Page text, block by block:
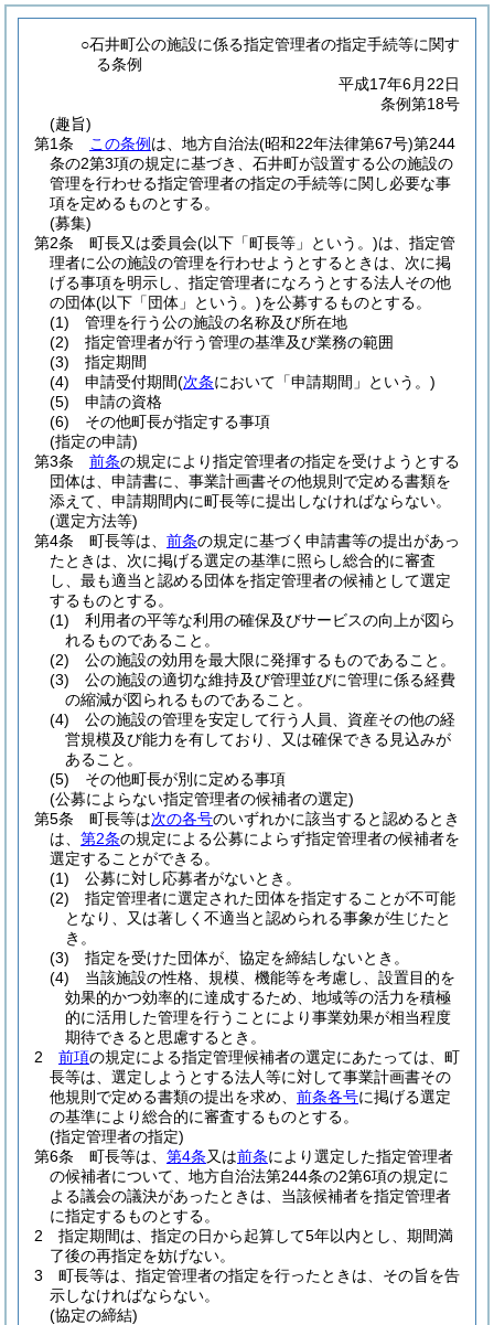
○石井町公の施設に係る指定管理者の指定手続等に関す
る条例
平成17年6月22日
条例第18号
(趣旨)
第1条
この条例 は、地方自治法(昭和22年法律第67号)第244
条の2第3項の規定に基づき、石井町が設置する公の施設の
管理を行わせる指定管理者の指定の手続等に関し必要な事
項を定めるものとする。
(募集)
第2条
町長又は委員会(以下「町長等」という。)は、指定管
理者に公の施設の管理を行わせようとするときは、次に掲
げる事項を明示し、指定管理者になろうとする法人その他
の団体(以下「団体」という。)を公募するものとする。
(1)
管理を行う公の施設の名称及び所在地
(2)
指定管理者が行う管理の基準及び業務の範囲
(3)
指定期間
(4)
申請受付期間(次条において「申請期間」という。)
(5)
申請の資格
(6)
その他町長が指定する事項
(指定の申請)
第3条
前条の規定により指定管理者の指定を受けようとする
団体は、申請書に、事業計画書その他規則で定める書類を
添えて、申請期間内に町長等に提出しなければならない。
(選定方法等)
第4条
町長等は、 前条の規定に基づく申請書等の提出があっ
たときは、次に掲げる選定の基準に照らし総合的に審査
し、最も適当と認める団体を指定管理者の候補として選定
するものとする。
(1)
利用者の平等な利用の確保及びサービスの向上が図ら
れるものであること。
(2)
公の施設の効用を最大限に発揮するものであること。
(3)
公の施設の適切な維持及び管理並びに管理に係る経費
の縮減が図られるものであること。
(4)
公の施設の管理を安定して行う人員、資産その他の経
営規模及び能力を有しており、又は確保できる見込みが
あること。
(5)
その他町長が別に定める事項
(公募によらない指定管理者の候補者の選定)
第5条
町長等は次の各号のいずれかに該当すると認めるとき
は、 第2条の規定による公募によらず指定管理者の候補者を
選定することができる。
(1)
公募に対し応募者がないとき。
(2)
指定管理者に選定された団体を指定することが不可能
となり、又は著しく不適当と認められる事象が生じたと
き。
(3)
指定を受けた団体が、協定を締結しないとき。
(4)
当該施設の性格、規模、機能等を考慮し、設置目的を
効果的かつ効率的に達成するため、地域等の活力を積極
的に活用した管理を行うことにより事業効果が相当程度
期待できると思慮するとき。
2
前項の規定による指定管理候補者の選定にあたっては、町
長等は、選定しようとする法人等に対して事業計画書その
他規則で定める書類の提出を求め、 前条各号に掲げる選定
の基準により総合的に審査するものとする。
(指定管理者の指定)
第6条
町長等は、 第4条又は前条により選定した指定管理者
の候補者について、地方自治法第244条の2第6項の規定に
よる議会の議決があったときは、当該候補者を指定管理者
に指定するものとする。
2
指定期間は、指定の日から起算して5年以内とし、期間満
了後の再指定を妨げない。
3
町長等は、指定管理者の指定を行ったときは、その旨を告
示しなければならない。
(協定の締結)